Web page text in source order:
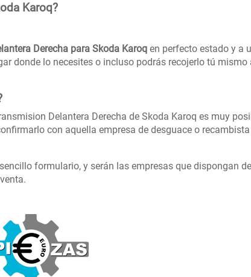
Karoq?
Derecha para Skoda Karoq en perfecto estado y a
donde lo necesites o incluso podrás recojerlo tú
Delantera Derecha de Skoda Karoq es muy
con aquella empresa de desguace o
formulario, y serán las empresas que dispongan